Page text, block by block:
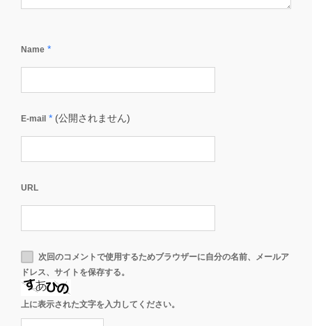
Name *
E-mail * (公開されません)
URL
次回のコメントで使用するためブラウザーに自分の名前、メールア
ドレス、サイトを保存する。
上に表示された文字を入力してください。